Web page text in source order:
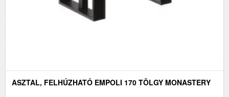
ASZTAL, FELHÚZHATÓ EMPOLI 170 TÖLGY MONASTERY